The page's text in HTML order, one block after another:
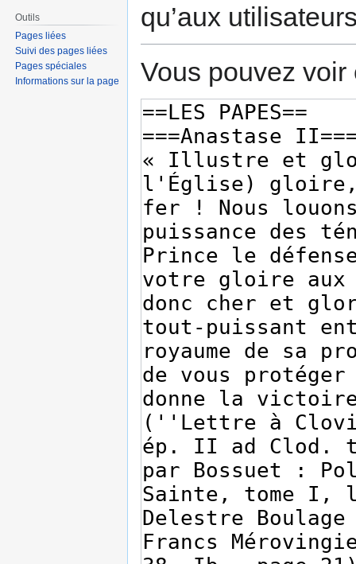
qu’aux
Vous pouvez
Outils
Pages liées
Suivi des pages liées
Pages spéciales
Informations sur la page